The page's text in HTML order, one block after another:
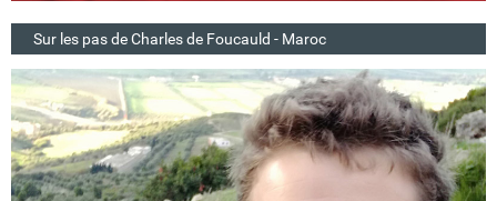
Sur les pas de Charles de Foucauld - Maroc